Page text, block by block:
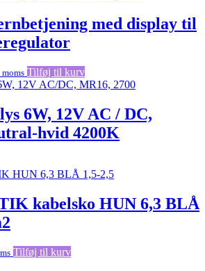
511,00 kr.
flere
varianter.
med display til
Tilføj til kurv
6W, 12V AC / DC,
hvid 4200K
kabelsko HUN 6,3 BLÅ
Tilføj til kurv